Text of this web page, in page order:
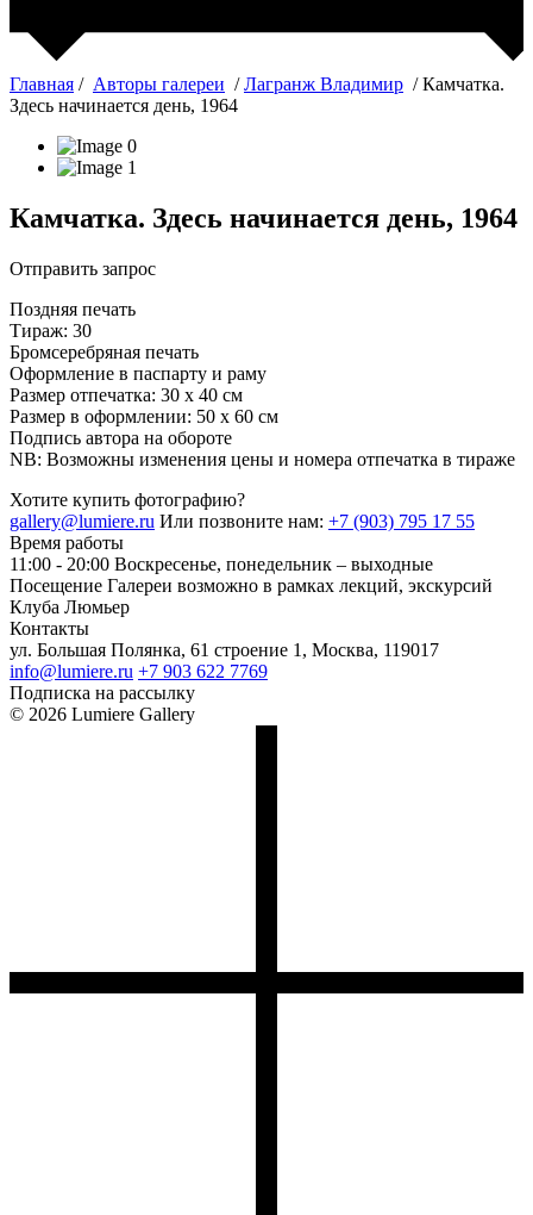
Главная / Авторы галереи /Лагранж Владимир / Камчатка.
Здесь начинается день, 1964
Камчатка. Здесь начинается день, 1964
Отправить запрос
Поздняя печать
Тираж: 30
Бромсеребряная печать
Оформление в паспарту и раму
Размер отпечатка: 30 х 40 см
Размер в оформлении: 50 х 60 см
Подпись автора на обороте
NB: Возможны изменения цены и номера отпечатка в тираже
Хотите купить фотографию?
gallery@lumiere.ru Или позвоните нам: +7 (903) 795 17 55
Время работы
11:00 - 20:00 Воскресенье, понедельник – выходные
Посещение Галереи возможно в рамках лекций, экскурсий
Клуба Люмьер
Контакты
ул. Большая Полянка, 61 строение 1, Москва, 119017
info@lumiere.ru +7 903 622 7769
Подписка на рассылку
© 2026 Lumiere Gallery